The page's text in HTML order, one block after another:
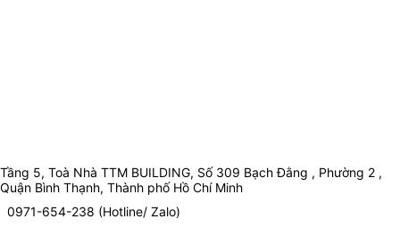
Tầng 5, Toà Nhà TTM BUILDING, Số 309 Bạch Đằng , Phường 2 ,
Quận Bình Thạnh, Thành phố Hồ Chí Minh
0971-654-238 (Hotline/ Zalo)